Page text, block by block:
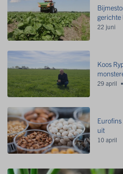
gerichte
22 juni
Koos
29 april
uit
10 april